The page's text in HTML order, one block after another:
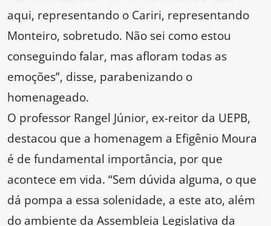
aqui, representando o Cariri, representando
Monteiro, sobretudo. Não sei como estou
conseguindo falar, mas afloram todas as
emoções”, disse, parabenizando o
homenageado.
O professor Rangel Júnior, ex-reitor da UEPB,
destacou que a homenagem a Efigênio Moura
é de fundamental importância, por que
acontece em vida. “Sem dúvida alguma, o que
dá pompa a essa solenidade, a este ato, além
do ambiente da Assembleia Legislativa da